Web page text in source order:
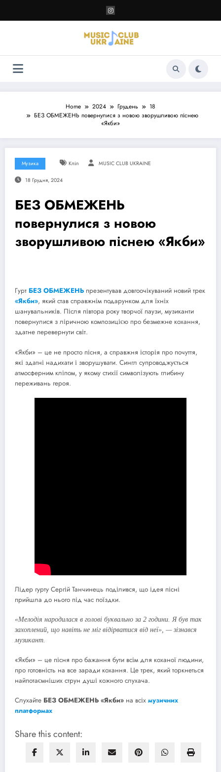
контенту
Home 2024 Грудень
18
БЕЗ ОБМЕЖЕНЬ повернулися з новою зворушливою піснею
«Якби»
Музика Кліп MUSIC CLUB UKRAINE
18 Грудня, 2024
БЕЗ ОБМЕЖЕНЬ
повернулися з новою
зворушливою піснею «Якби»
Гурт БЕЗ ОБМЕЖЕНЬ презентував довгоочікуваний новий трек
«Якби», який став справжнім подарунком для їхніх
шанувальників. Після півтора року творчої паузи, музиканти
повернулися з ліричною композицією про безмежне кохання,
здатне перевернути світ.
«Якби» – це не просто пісня, а справжня історія про почуття,
які здатні надихати і зворушувати. Сингл супроводжується
атмосферним кліпом, у якому стихії символізують глибину
переживань героя.
Лідер гурту Сергій Танчинець поділився, що ідея пісні
прийшла до нього під час поїздки.
«Мелодія народилася в голові буквально за 2 години. Я був так
захоплений, що навіть не міг відірватися від неї», — зізнався
музикант.
«Якби» – це пісня про бажання бути всім для коханої людини,
про готовність на все заради кохання. Це трек, який торкнеться
найпотаємніших струн душі кожного слухача.
Слухайте БЕЗ ОБМЕЖЕНЬ «Якби» на всіх музичних
платформах
Share this content: